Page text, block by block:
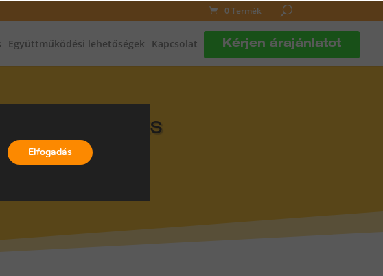
0 Termék
Együttműködési lehetőségek Kapcsolat Kérjen árajánlatot
PADLÓFŰTÉS
Elfogadás